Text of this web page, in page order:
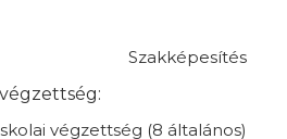
Szakképesítés
végzettség (8 általános)